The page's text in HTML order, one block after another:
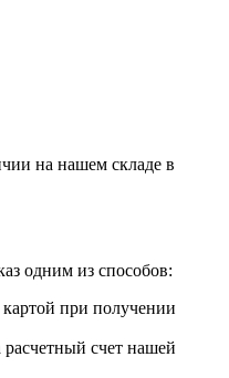
на нашем складе в
одним из способов:
при получении
расчетный счет нашей